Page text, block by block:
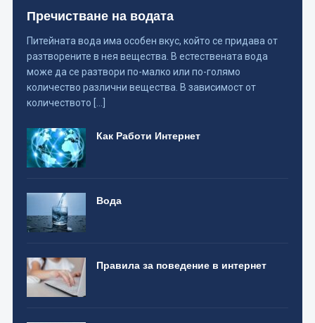
Пречистване на водата
Питейната вода има особен вкус, който се придава от
разтворените в нея вещества. В естествената вода
може да се разтвори по-малко или по-голямо
количество различни вещества. В зависимост от
количеството […]
Как Работи Интернет
Вода
Правила за поведение в интернет